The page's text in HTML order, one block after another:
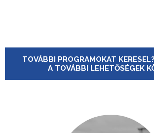
TOVÁBBI PROGRAMOKAT
A TOVÁBBI LEHETŐSÉGEK